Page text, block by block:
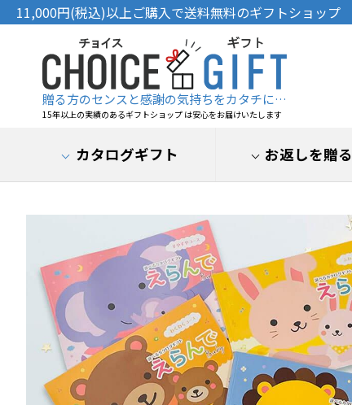
11,000円(税込)以上ご購入で送料無料のギフトショップ
贈る方のセンスと感謝の気持ちをカタチに…
15年以上の実績のあるギフトショップ は安心をお届けいたします
カタログギフト お返しを贈る